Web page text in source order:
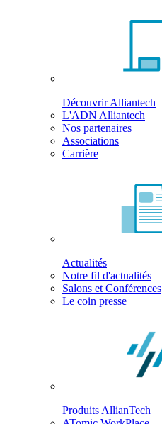
Découvrir Alliantech
L'ADN Alliantech
Nos partenaires
Associations
Carrière
Actualités
Notre fil d'actualités
Salons et Conférences
Le coin presse
Produits AllianTech